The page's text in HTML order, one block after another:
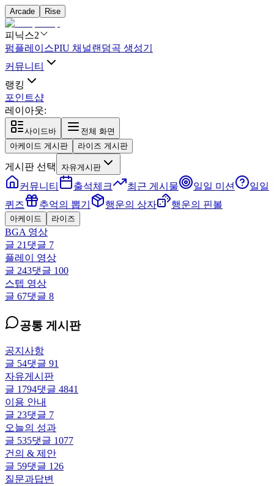
Arcade Rise
피닉스2
펌플레이스PIU 채널랜덤곡 생성기
커뮤니티
랭킹
포인트샵
레이아웃:
사이드바
전체 화면
아케이드 게시판
라이즈 게시판
게시판 선택 자유게시판
커뮤니티 출석체크 최근 게시물 일일 미션
일일
퀴즈
추억의 뽑기 행운의 상자 행운의 핀볼
아케이드 라이즈
BGA 영상
글 21 댓글 7
플레이 영상
글 243댓글 100
스텝 영상
글 67댓글 8
공통 게시판
공지사항
글 54댓글 91
자유게시판
글 1794댓글 4841
이용 안내
글 23댓글 7
오늘의 성과
글 535댓글 1077
건의 & 제안
글 59댓글 126
질문과답변